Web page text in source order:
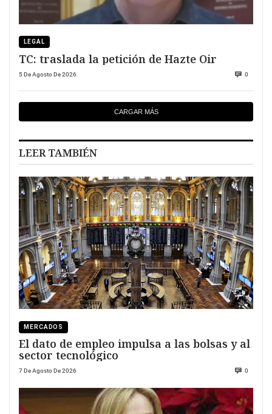
LEGAL
TC: traslada la petición de Hazte Oir
5 De Agosto De 2026 0
CARGAR MÁS
LEER TAMBIÉN
MERCADOS
El dato de empleo impulsa a las bolsas y al
sector tecnológico
7 De Agosto De 2026 0